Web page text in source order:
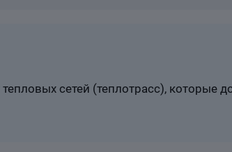
сетей (теплотрасс), которые